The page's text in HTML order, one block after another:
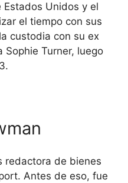
Estados Unidos y el
el tiempo con sus
custodia con su ex
Sophie Turner, luego
redactora de bienes
Antes de eso, fue